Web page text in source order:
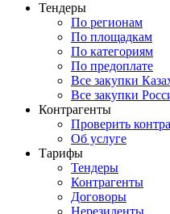
Тендеры
По регионам
По площадкам
По категориям
По предоплате
Все закупки
Все закупки
Контрагенты
Проверить
Об услуге
Тарифы
Тендеры
Контрагенты
Договоры